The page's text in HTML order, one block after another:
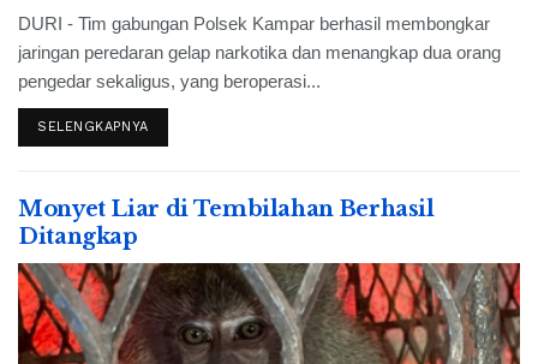
DURI - Tim gabungan Polsek Kampar berhasil membongkar
jaringan peredaran gelap narkotika dan menangkap dua orang
pengedar sekaligus, yang beroperasi...
SELENGKAPNYA
Monyet Liar di Tembilahan Berhasil
Ditangkap